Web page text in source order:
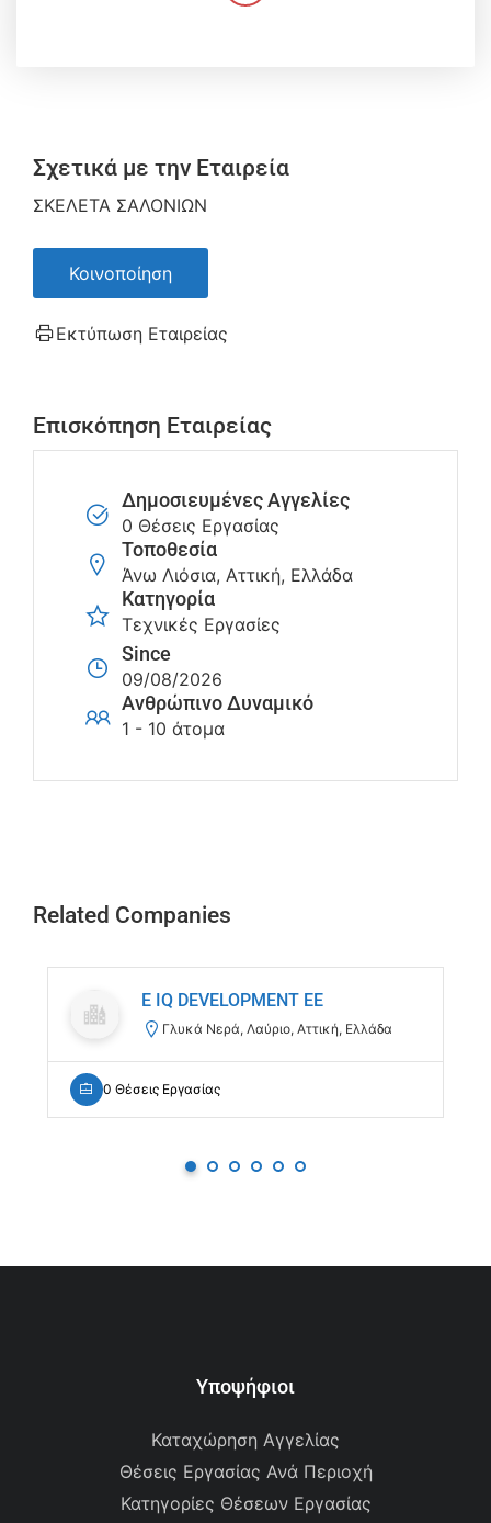
Σχετικά με την Εταιρεία
ΣΚΕΛΕΤΑ ΣΑΛΟΝΙΩΝ
Κοινοποίηση
Εκτύπωση Εταιρείας
Επισκόπηση Εταιρείας
Δημοσιευμένες Αγγελίες
0 Θέσεις Εργασίας
Τοποθεσία
Άνω Λιόσια, Αττική, Ελλάδα
Κατηγορία
Τεχνικές Εργασίες
Since
09/08/2026
Ανθρώπινο Δυναμικό
1 - 10 άτομα
Related Companies
E IQ DEVELOPMENT EE
Γλυκά Νερά, Λαύριο, Αττική, Ελλάδα
0 Θέσεις Εργασίας
Υποψήφιοι
Καταχώρηση Αγγελίας
Θέσεις Εργασίας Ανά Περιοχή
Κατηγορίες Θέσεων Εργασίας